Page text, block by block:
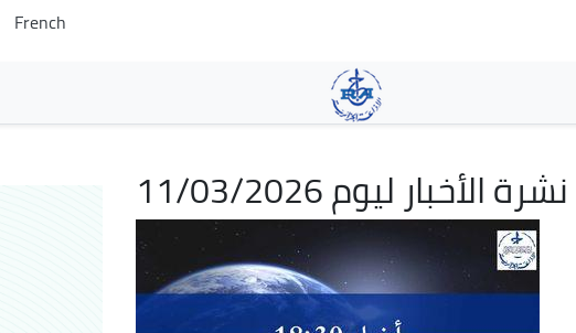
main
content
French
نشرة الأخبار ليوم 11/03/2026